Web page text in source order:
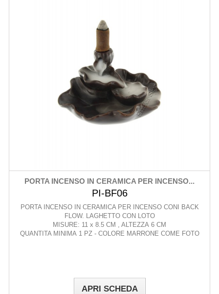
PORTA INCENSO IN CERAMICA PER INCENSO...
PI-BF06
PORTA INCENSO IN CERAMICA PER INCENSO CONI BACK
FLOW. LAGHETTO CON LOTO
MISURE: 11 x 8.5 CM , ALTEZZA 6 CM
QUANTITA MINIMA 1 PZ - COLORE MARRONE COME FOTO
APRI SCHEDA